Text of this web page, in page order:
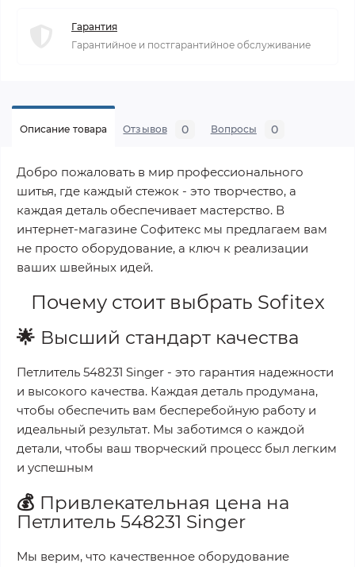
Гарантия
Гарантийное и постгарантийное обслуживание
Описание товара Отзывов 0 Вопросы 0
Добро пожаловать в мир профессионального
шитья, где каждый стежок - это творчество, а
каждая деталь обеспечивает мастерство. В
интернет-магазине Софитекс мы предлагаем вам
не просто оборудование, а ключ к реализации
ваших швейных идей.
Почему стоит выбрать Sofitex
🌟 Высший стандарт качества
Петлитель 548231 Singer - это гарантия надежности
и высокого качества. Каждая деталь продумана,
чтобы обеспечить вам бесперебойную работу и
идеальный результат. Мы заботимся о каждой
детали, чтобы ваш творческий процесс был легким
и успешным
💰 Привлекательная цена на
Петлитель 548231 Singer
Мы верим, что качественное оборудование